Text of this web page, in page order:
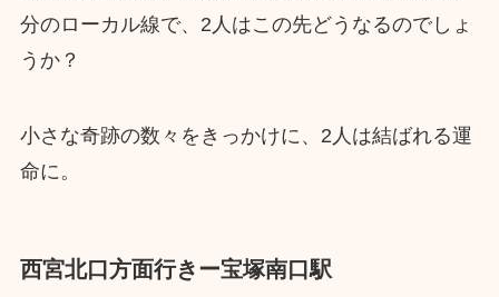
分のローカル線で、2人はこの先どうなるのでしょ
うか？
小さな奇跡の数々をきっかけに、2人は結ばれる運
命に。
西宮北口方面行きー宝塚南口駅